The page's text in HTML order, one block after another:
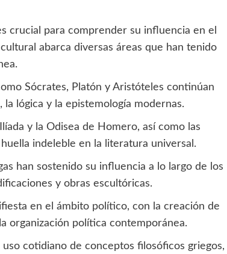
crucial para comprender su influencia en el
abarca diversas áreas que han tenido
Sócrates, Platón y Aristóteles continúan
lógica y la epistemología modernas.
y la Odisea de Homero, así como las
indeleble en la literatura universal.
han sostenido su influencia a lo largo de los
y obras escultóricas.
en el ámbito político, con la creación de
organización política contemporánea.
cotidiano de conceptos filosóficos griegos,